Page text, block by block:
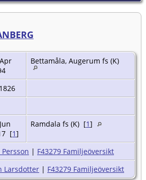
Bettamåla, Augerum fs (K)
[1]
Ramdala fs (K) [1]
Persson | F43279 Familjeöversikt
Larsdotter | F43279 Familjeöversikt